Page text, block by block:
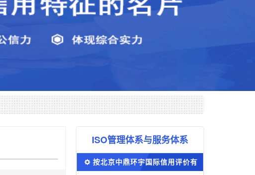
ISO管理体系与服务体系
按北京中鼎环宇国际信用评价有